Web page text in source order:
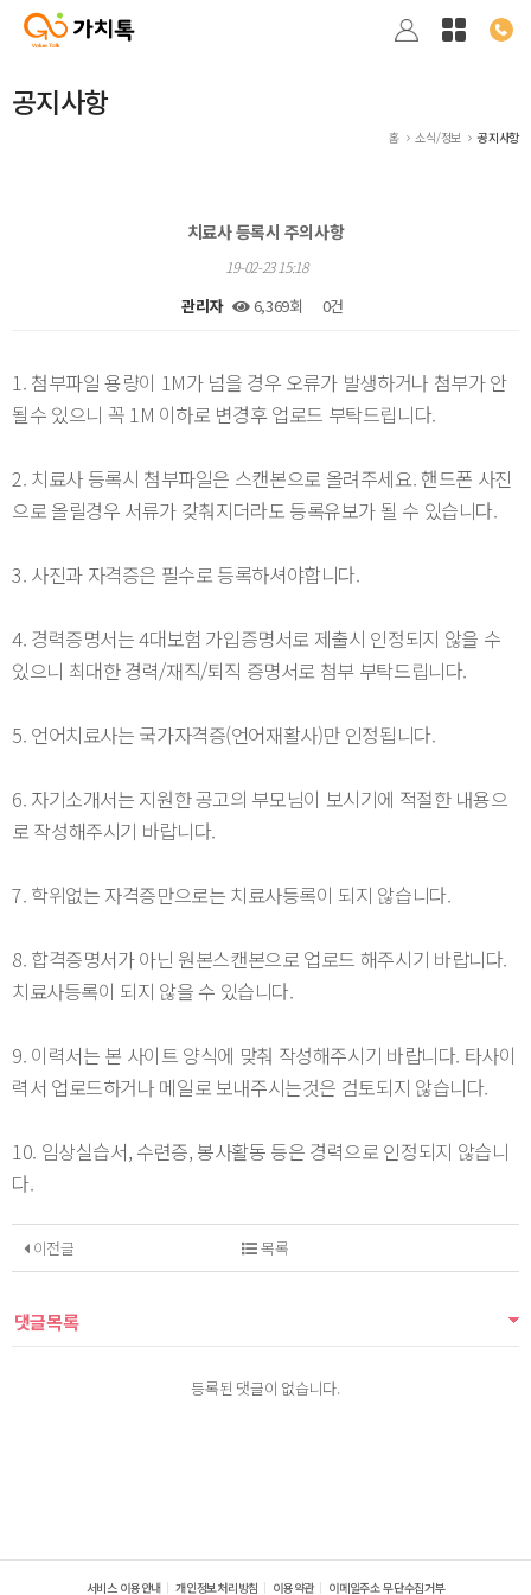
공지사항
홈 소식/정보 공지사항
치료사 등록시 주의사항
19-02-23 15:18
관리자 6,369회 0건
1. 첨부파일 용량이 1M가 넘을 경우 오류가 발생하거나 첨부가 안
될수 있으니 꼭 1M 이하로 변경후 업로드 부탁드립니다.
2. 치료사 등록시 첨부파일은 스캔본으로 올려주세요. 핸드폰 사진
으로 올릴경우 서류가 갖춰지더라도 등록유보가 될 수 있습니다.
3. 사진과 자격증은 필수로 등록하셔야합니다.
4. 경력증명서는 4대보험 가입증명서로 제출시 인정되지 않을 수
있으니 최대한 경력/재직/퇴직 증명서로 첨부 부탁드립니다.
5. 언어치료사는 국가자격증(언어재활사)만 인정됩니다.
6. 자기소개서는 지원한 공고의 부모님이 보시기에 적절한 내용으
로 작성해주시기 바랍니다.
7. 학위없는 자격증만으로는 치료사등록이 되지 않습니다.
8. 합격증명서가 아닌 원본스캔본으로 업로드 해주시기 바랍니다.
치료사등록이 되지 않을 수 있습니다.
9. 이력서는 본 사이트 양식에 맞춰 작성해주시기 바랍니다. 타사이
력서 업로드하거나 메일로 보내주시는것은 검토되지 않습니다.
10. 임상실습서, 수련증, 봉사활동 등은 경력으로 인정되지 않습니
다.
이전글 목록
댓글목록
등록된 댓글이 없습니다.
서비스 이용안내 개인정보처리방침 이용약관 이메일주소 무단수집거부